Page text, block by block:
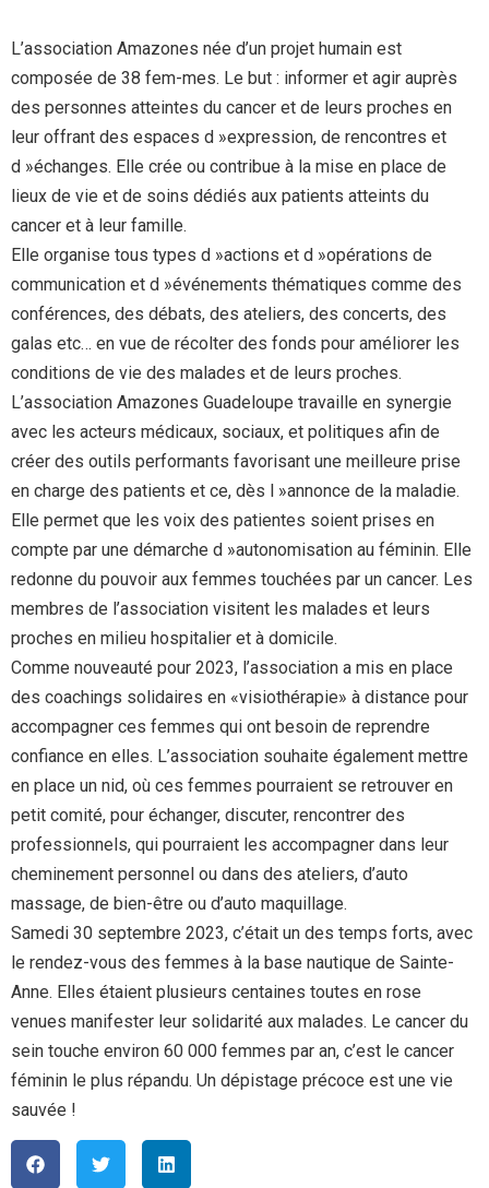
L’association Amazones née d’un projet humain est
composée de 38 fem-mes. Le but : informer et agir auprès
des personnes atteintes du cancer et de leurs proches en
leur offrant des espaces d »expression, de rencontres et
d »échanges. Elle crée ou contribue à la mise en place de
lieux de vie et de soins dédiés aux patients atteints du
cancer et à leur famille.
Elle organise tous types d »actions et d »opérations de
communication et d »événements thématiques comme des
conférences, des débats, des ateliers, des concerts, des
galas etc… en vue de récolter des fonds pour améliorer les
conditions de vie des malades et de leurs proches.
L’association Amazones Guadeloupe travaille en synergie
avec les acteurs médicaux, sociaux, et politiques afin de
créer des outils performants favorisant une meilleure prise
en charge des patients et ce, dès l »annonce de la maladie.
Elle permet que les voix des patientes soient prises en
compte par une démarche d »autonomisation au féminin. Elle
redonne du pouvoir aux femmes touchées par un cancer. Les
membres de l’association visitent les malades et leurs
proches en milieu hospitalier et à domicile.
Comme nouveauté pour 2023, l’association a mis en place
des coachings solidaires en «visiothérapie» à distance pour
accompagner ces femmes qui ont besoin de reprendre
confiance en elles. L’association souhaite également mettre
en place un nid, où ces femmes pourraient se retrouver en
petit comité, pour échanger, discuter, rencontrer des
professionnels, qui pourraient les accompagner dans leur
cheminement personnel ou dans des ateliers, d’auto
massage, de bien-être ou d’auto maquillage.
Samedi 30 septembre 2023, c’était un des temps forts, avec
le rendez-vous des femmes à la base nautique de Sainte-
Anne. Elles étaient plusieurs centaines toutes en rose
venues manifester leur solidarité aux malades. Le cancer du
sein touche environ 60 000 femmes par an, c’est le cancer
féminin le plus répandu. Un dépistage précoce est une vie
sauvée !